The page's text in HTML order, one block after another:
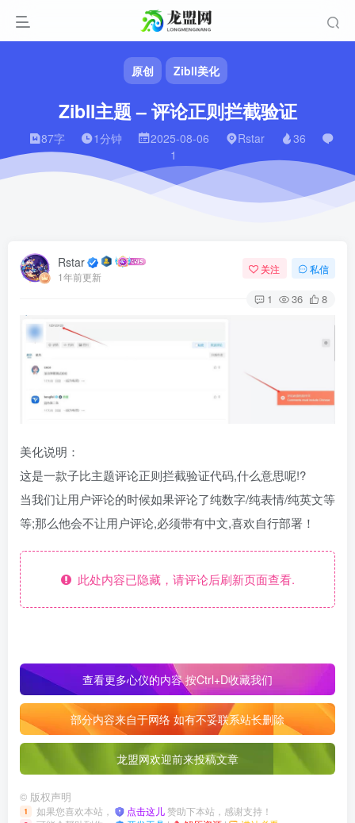
原创 Zibll美化
Zibll主题 – 评论正则拦截验证
87字 1分钟 2025-08-06 Rstar
36
1
Rstar
1年前更新
关注 私信
1 36 8
美化说明：
这是一款子比主题评论正则拦截验证代码,什么意思呢!?
当我们让用户评论的时候如果评论了纯数字/纯表情/纯英文等
等;那么他会不让用户评论,必须带有中文,喜欢自行部署！
此处内容已隐藏，请评论后刷新页面查看.
查看更多心仪的内容 按Ctrl+D收藏我们
部分内容来自于网络 如有不妥联系站长删除
龙盟网欢迎前来投稿文章
© 版权声明
1 如果您喜欢本站， 点击这儿赞助下本站，感谢支持！